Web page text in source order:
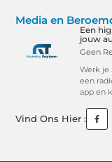
Media en
Een
jouw
Geen
Werk je
een
app en
Vind Ons Hier :